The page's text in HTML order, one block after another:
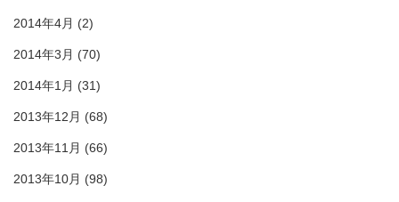
2014年4月 (2)
2014年3月 (70)
2014年1月 (31)
2013年12月 (68)
2013年11月 (66)
2013年10月 (98)